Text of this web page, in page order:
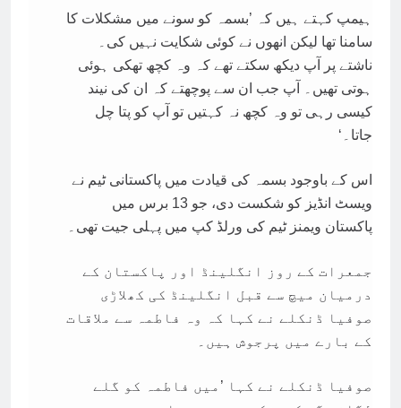
ہیمپ کہتے ہیں کہ ’بسمہ کو سونے میں مشکلات کا
سامنا تھا لیکن انھوں نے کوئی شکایت نہیں کی۔
ناشتے پر آپ دیکھ سکتے تھے کہ وہ کچھ تھکی ہوئی
ہوتی تھیں۔ آپ جب ان سے پوچھتے کہ ان کی نیند
کیسی رہی تو وہ کچھ نہ کہتیں تو آپ کو پتا چل
جاتا۔‘
اس کے باوجود بسمہ کی قیادت میں پاکستانی ٹیم نے
ویسٹ انڈیز کو شکست دی، جو 13 برس میں
پاکستان ویمنز ٹیم کی ورلڈ کپ میں پہلی جیت تھی۔
جمعرات کے روز انگلینڈ اور پاکستان کے
درمیان میچ سے قبل انگلینڈ کی کھلاڑی
صوفیا ڈنکلے نے کہا کہ وہ فاطمہ سے ملاقات
کے بارے میں پرجوش ہیں۔
صوفیا ڈنکلے نے کہا ’میں فاطمہ کو گلے